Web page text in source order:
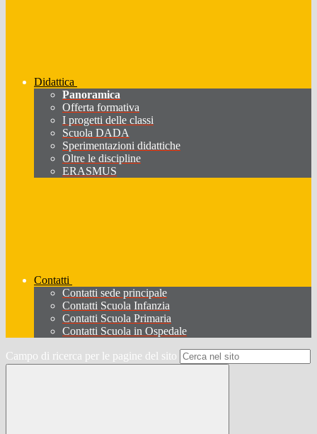
Didattica
Panoramica
Offerta formativa
I progetti delle classi
Scuola DADA
Sperimentazioni didattiche
Oltre le discipline
ERASMUS
Contatti
Contatti sede principale
Contatti Scuola Infanzia
Contatti Scuola Primaria
Contatti Scuola in Ospedale
Campo di ricerca per le pagine del sito